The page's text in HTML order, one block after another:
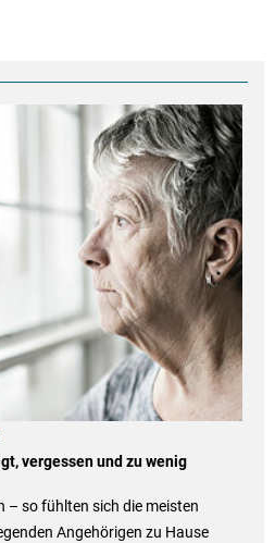
vergessen und zu wenig
– so fühlten sich die meisten
Angehörigen zu Hause